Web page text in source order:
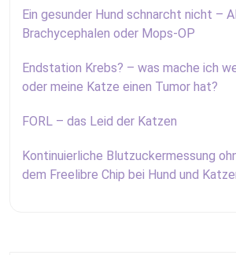
Ein gesunder Hund schnarcht nicht –
Brachycephalen oder Mops-OP
Endstation Krebs? – was mache ich
oder meine Katze einen Tumor hat?
FORL – das Leid der Katzen
Kontinuierliche Blutzuckermessung
dem Freelibre Chip bei Hund und